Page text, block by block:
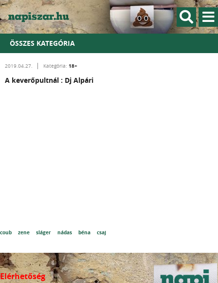
ÖSSZES KATEGÓRIA
2019.04.27. Kategória: 18+
A keverőpultnál : Dj Alpári
coub zene sláger nádas béna csaj
Elérhetőség